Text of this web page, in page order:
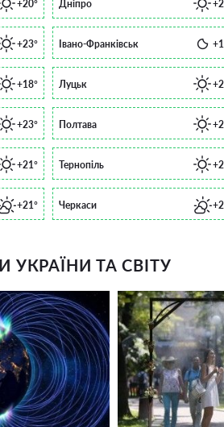
+20° Дніпро
+23° Івано-Франківськ
+18° Луцьк
+23° Полтава
+21° Тернопіль
+21° Черкаси
ТА СВІТУ